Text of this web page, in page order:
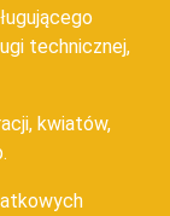
technicznej,
kwiatów,